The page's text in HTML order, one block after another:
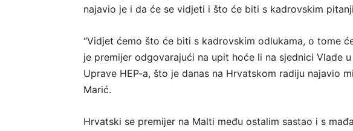
najavio je i da će se vidjeti i što će biti s kadrovskim
“Vidjet ćemo što će biti s kadrovskim odlukama, o tome
je premijer odgovarajući na upit hoće li na sjednici Vlade
Uprave HEP-a, što je danas na Hrvatskom radiju najavio
Marić.
Hrvatski se premijer na Malti među ostalim sastao i s